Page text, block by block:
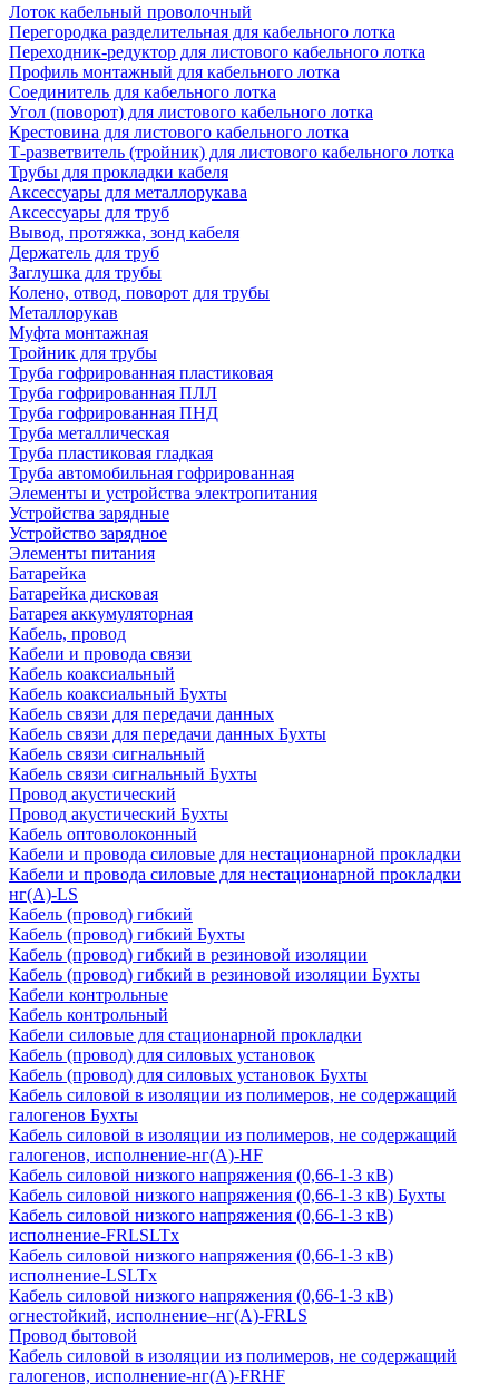
Лоток кабельный проволочный
Перегородка разделительная для кабельного лотка
Переходник-редуктор для листового кабельного лотка
Профиль монтажный для кабельного лотка
Соединитель для кабельного лотка
Угол (поворот) для листового кабельного лотка
Крестовина для листового кабельного лотка
Т-разветвитель (тройник) для листового кабельного лотка
Трубы для прокладки кабеля
Аксессуары для металлорукава
Аксессуары для труб
Вывод, протяжка, зонд кабеля
Держатель для труб
Заглушка для трубы
Колено, отвод, поворот для трубы
Металлорукав
Муфта монтажная
Тройник для трубы
Труба гофрированная пластиковая
Труба гофрированная ПЛЛ
Труба гофрированная ПНД
Труба металлическая
Труба пластиковая гладкая
Труба автомобильная гофрированная
Элементы и устройства электропитания
Устройства зарядные
Устройство зарядное
Элементы питания
Батарейка
Батарейка дисковая
Батарея аккумуляторная
Кабель, провод
Кабели и провода связи
Кабель коаксиальный
Кабель коаксиальный Бухты
Кабель связи для передачи данных
Кабель связи для передачи данных Бухты
Кабель связи сигнальный
Кабель связи сигнальный Бухты
Провод акустический
Провод акустический Бухты
Кабель оптоволоконный
Кабели и провода силовые для нестационарной прокладки
Кабели и провода силовые для нестационарной прокладки
нг(А)-LS
Кабель (провод) гибкий
Кабель (провод) гибкий Бухты
Кабель (провод) гибкий в резиновой изоляции
Кабель (провод) гибкий в резиновой изоляции Бухты
Кабели контрольные
Кабель контрольный
Кабели силовые для стационарной прокладки
Кабель (провод) для силовых установок
Кабель (провод) для силовых установок Бухты
Кабель силовой в изоляции из полимеров, не содержащий
галогенов Бухты
Кабель силовой в изоляции из полимеров, не содержащий
галогенов, исполнение-нг(А)-HF
Кабель силовой низкого напряжения (0,66-1-3 кВ)
Кабель силовой низкого напряжения (0,66-1-3 кВ) Бухты
Кабель силовой низкого напряжения (0,66-1-3 кВ)
исполнение-FRLSLTx
Кабель силовой низкого напряжения (0,66-1-3 кВ)
исполнение-LSLTx
Кабель силовой низкого напряжения (0,66-1-3 кВ)
огнестойкий, исполнение–нг(А)-FRLS
Провод бытовой
Кабель силовой в изоляции из полимеров, не содержащий
галогенов, исполнение-нг(А)-FRHF